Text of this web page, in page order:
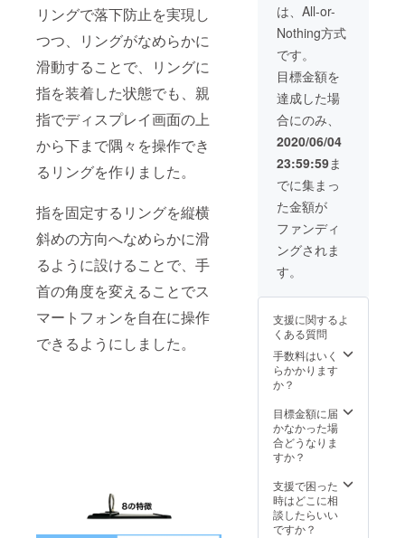
リングで落下防止を実現し
つつ、リングがなめらかに
滑動することで、リングに
指を装着した状態でも、親
指でディスプレイ画面の上
から下まで隅々を操作でき
るリングを作りました。
指を固定するリングを縦横
斜めの方向へなめらかに滑
るように設けることで、手
首の角度を変えることでス
マートフォンを自在に操作
できるようにしました。
は、All-or-
Nothing方式
です。
目標金額を
達成した場
合にのみ、
2020/06/04
23:59:59ま
でに集まっ
た金額が
ファンディ
ングされま
す。
支援に関するよ
くある質問
手数料はいく
らかかります
か？
目標金額に届
かなかった場
合どうなりま
すか？
支援で困った
時はどこに相
談したらいい
ですか？